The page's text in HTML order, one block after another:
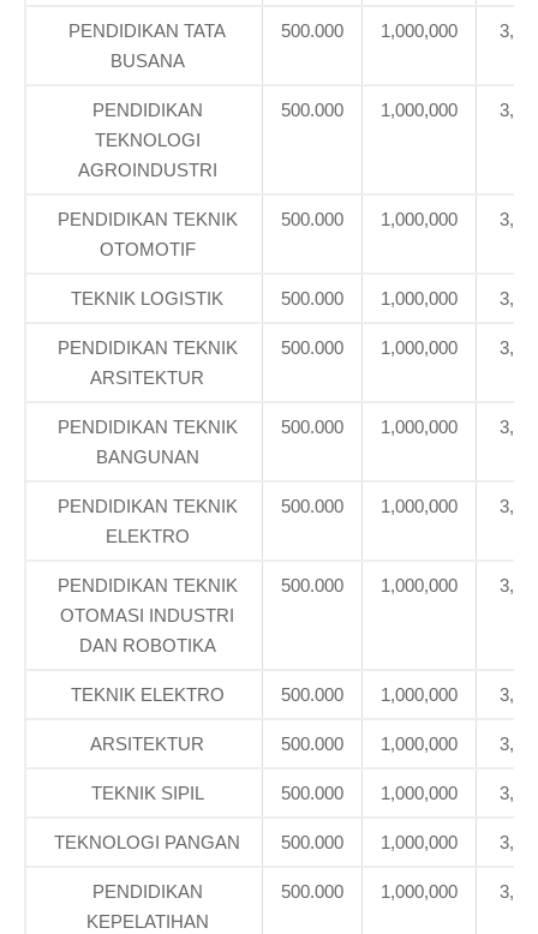
PENDIDIKAN TATA
BUSANA
500.000 1,000,000
PENDIDIKAN
TEKNOLOGI
AGROINDUSTRI
500.000 1,000,000
PENDIDIKAN TEKNIK
OTOMOTIF
500.000 1,000,000
TEKNIK LOGISTIK 500.000 1,000,000
PENDIDIKAN TEKNIK
ARSITEKTUR
500.000 1,000,000
PENDIDIKAN TEKNIK
BANGUNAN
500.000 1,000,000
PENDIDIKAN TEKNIK
ELEKTRO
500.000 1,000,000
PENDIDIKAN TEKNIK
OTOMASI INDUSTRI
DAN ROBOTIKA
500.000 1,000,000
TEKNIK ELEKTRO 500.000 1,000,000
ARSITEKTUR 500.000 1,000,000
TEKNIK SIPIL 500.000 1,000,000
TEKNOLOGI PANGAN 500.000 1,000,000
PENDIDIKAN
KEPELATIHAN
500.000 1,000,000